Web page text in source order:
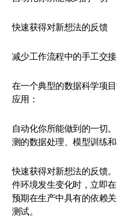
快速获得对新想法的反馈
减少工作流程中的手工交接
在一个典型的数据科学项
应用：
自动化你所能做到的一切
测的数据处理、模型训练和
快速获得对新想法的反馈
件环境发生变化时，立即
预期在生产中具有的依赖
测试。